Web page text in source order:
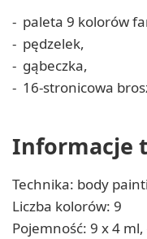
paleta 9 kolorów
pędzelek,
gąbeczka,
16-stronicowa
Informacje
Technika: body
Liczba kolorów: 9
Pojemność: 9 x 4 ml,